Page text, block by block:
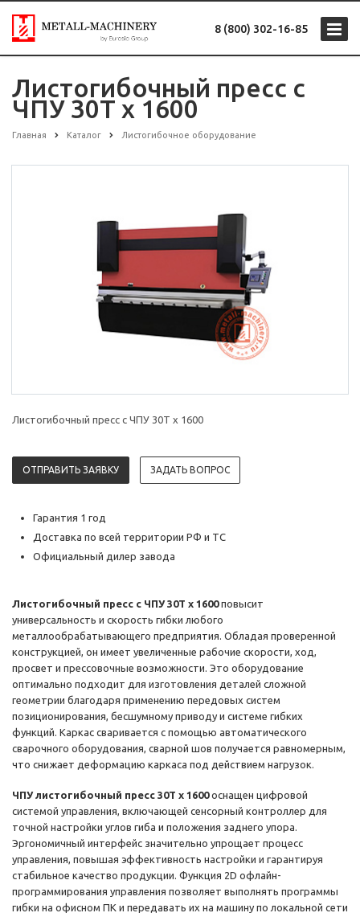
8 (800) 302-16-85
Листогибочный пресс с
ЧПУ 30Т x 1600
Главная Каталог Листогибочное оборудование
Листогибочный пресс с ЧПУ 30Т x 1600
ОТПРАВИТЬ ЗАЯВКУ ЗАДАТЬ ВОПРОС
Гарантия 1 год
Доставка по всей территории РФ и ТС
Официальный дилер завода
Листогибочный пресс с ЧПУ 30Т x 1600повысит
универсальность и скорость гибки любого
металлообрабатывающего предприятия. Обладая проверенной
конструкцией, он имеет увеличенные рабочие скорости, ход,
просвет и прессовочные возможности. Это оборудование
оптимально подходит для изготовления деталей сложной
геометрии благодаря применению передовых систем
позиционирования, бесшумному приводу и системе гибких
функций. Каркас сваривается с помощью автоматического
сварочного оборудования, сварной шов получается равномерным,
что снижает деформацию каркаса под действием нагрузок.
ЧПУ листогибочный пресс 30Т x 1600оснащен цифровой
системой управления, включающей сенсорный контроллер для
точной настройки углов гиба и положения заднего упора.
Эргономичный интерфейс значительно упрощает процесс
управления, повышая эффективность настройки и гарантируя
стабильное качество продукции. Функция 2D офлайн-
программирования управления позволяет выполнять программы
гибки на офисном ПК и передавать их на машину по локальной сети